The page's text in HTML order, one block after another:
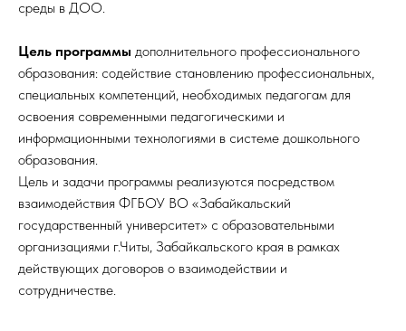
среды в ДОО.
Цель программы дополнительного профессионального
образования: содействие становлению профессиональных,
специальных компетенций, необходимых педагогам для
освоения современными педагогическими и
информационными технологиями в системе дошкольного
образования.
Цель и задачи программы реализуются посредством
взаимодействия ФГБОУ ВО «Забайкальский
государственный университет» с образовательными
организациями г.Читы, Забайкальского края в рамках
действующих договоров о взаимодействии и
сотрудничестве.